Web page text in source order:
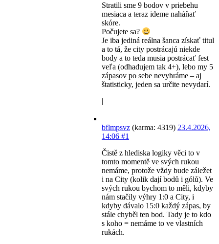
Stratili sme 9 bodov v priebehu
mesiaca a teraz ideme naháňať
skóre.
Počujete sa?
Je iba jediná reálna šanca získať titul
a to tá, že city postrácajú niekde
body a to teda musia postrácať fest
veľa (odhadujem tak 4+), lebo my 5
zápasov po sebe nevyhráme – aj
štatisticky, jeden sa určite nevydarí.
|
bflmpsvz (karma: 4319) 23.4.2026,
14:06 #1
Čistě z hlediska logiky věci to v
tomto momentě ve svých rukou
nemáme, protože vždy bude záležet
i na City (kolik dají bodů i gólů). Ve
svých rukou bychom to měli, kdyby
nám stačily výhry 1:0 a City, i
kdyby dávalo 15:0 každý zápas, by
stále chyběl ten bod. Tady je to kdo
s koho = nemáme to ve vlastních
rukách.